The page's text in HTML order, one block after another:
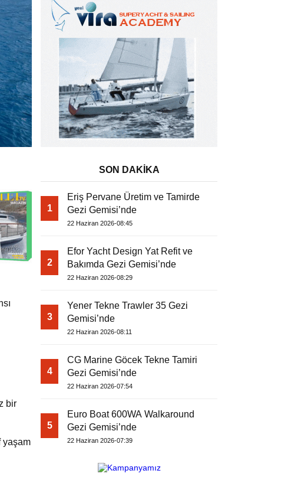
bir
yaşam
SON DAKİKA
1
Eriş Pervane Üretim ve Tamirde
Gezi Gemisi’nde
22 Haziran 2026-08:45
2
Efor Yacht Design Yat Refit ve
Bakımda Gezi Gemisi’nde
22 Haziran 2026-08:29
3
Yener Tekne Trawler 35 Gezi
Gemisi’nde
22 Haziran 2026-08:11
4
CG Marine Göcek Tekne Tamiri
Gezi Gemisi’nde
22 Haziran 2026-07:54
5
Euro Boat 600WA Walkaround
Gezi Gemisi’nde
22 Haziran 2026-07:39